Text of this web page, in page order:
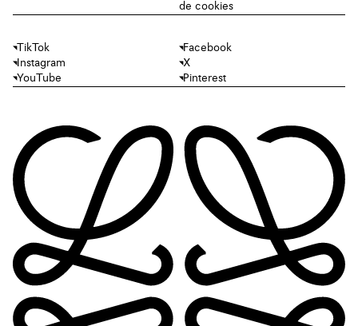
de cookies
TikTok
Facebook
Instagram
X
YouTube
Pinterest